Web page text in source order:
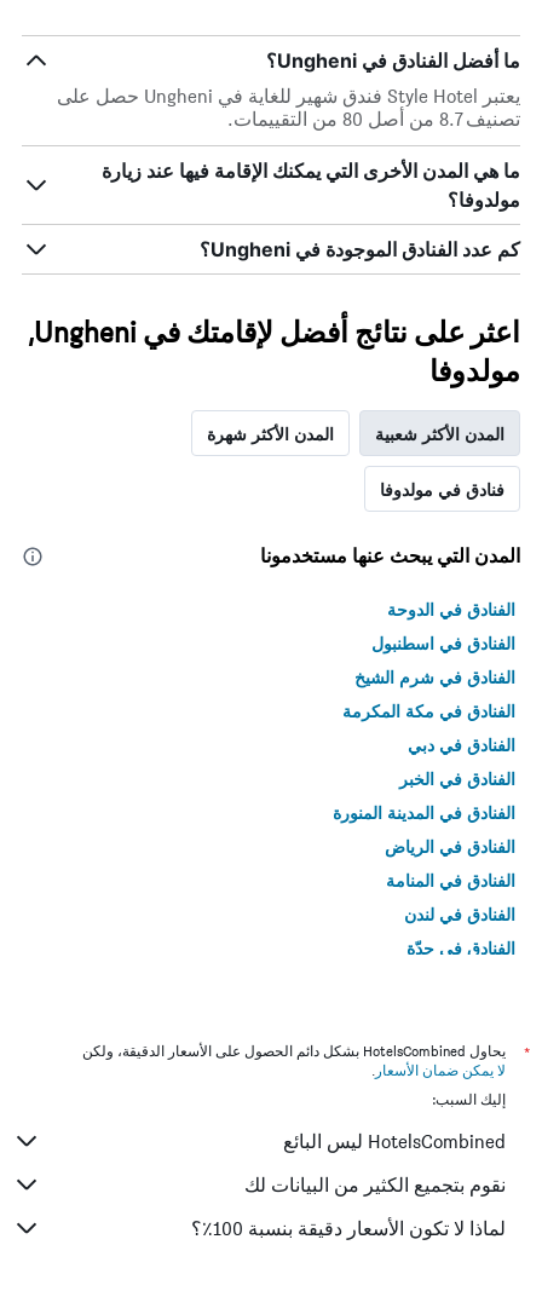
ما أفضل الفنادق في Ungheni؟
يعتبر Style Hotel فندق شهير للغاية في Ungheni حصل على
تصنيف 8.7 من أصل 80 من التقييمات.
ما هي المدن الأخرى التي يمكنك الإقامة فيها عند زيارة
مولدوفا؟
كم عدد الفنادق الموجودة في Ungheni؟
اعثر على نتائج أفضل لإقامتك في Ungheni,
مولدوفا
المدن الأكثر شعبية المدن الأكثر شهرة
فنادق في مولدوفا
المدن التي يبحث عنها مستخدمونا
الفنادق في الدوحة
الفنادق في اسطنبول
الفنادق في شرم الشيخ
الفنادق في مكة المكرمة
الفنادق في دبي
الفنادق في الخبر
الفنادق في المدينة المنورة
الفنادق في الرياض
الفنادق في المنامة
الفنادق في لندن
الفنادق في جدّة
*
يحاول HotelsCombined بشكل دائم الحصول على الأسعار الدقيقة، ولكن
لا يمكن ضمان الأسعار .
إليك السبب:
HotelsCombined ليس البائع
نقوم بتجميع الكثير من البيانات لك
لماذا لا تكون الأسعار دقيقة بنسبة 100٪؟